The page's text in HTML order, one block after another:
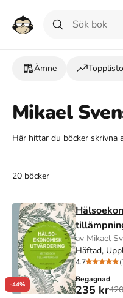
Ämne
Mikael
Här hittar du böcker skrivna
20 böcker
-44%
av Mikael
Häftad,
4.7
Begagnad
235 kr